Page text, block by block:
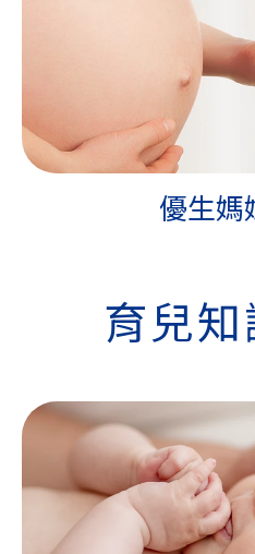
優生媽
育兒